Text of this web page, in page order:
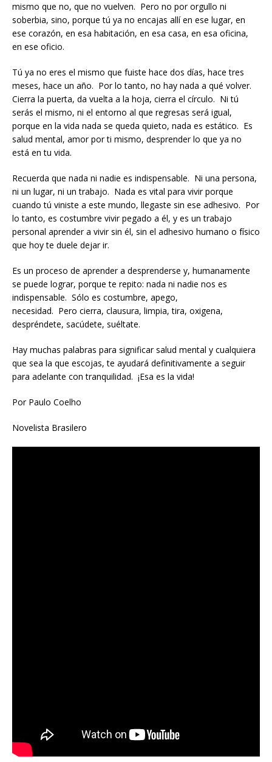
mismo que no, que no vuelven. Pero no por orgullo ni
soberbia, sino, porque tú ya no encajas allí en ese lugar, en
ese corazón, en esa habitación, en esa casa, en esa oficina,
en ese oficio.
Tú ya no eres el mismo que fuiste hace dos días, hace tres
meses, hace un año. Por lo tanto, no hay nada a qué volver.
Cierra la puerta, da vuelta a la hoja, cierra el círculo. Ni tú
serás el mismo, ni el entorno al que regresas será igual,
porque en la vida nada se queda quieto, nada es estático. Es
salud mental, amor por ti mismo, desprender lo que ya no
está en tu vida.
Recuerda que nada ni nadie es indispensable. Ni una persona,
ni un lugar, ni un trabajo. Nada es vital para vivir porque
cuando tú viniste a este mundo, llegaste sin ese adhesivo. Por
lo tanto, es costumbre vivir pegado a él, y es un trabajo
personal aprender a vivir sin él, sin el adhesivo humano o físico
que hoy te duele dejar ir.
Es un proceso de aprender a desprenderse y, humanamente
se puede lograr, porque te repito: nada ni nadie nos es
indispensable. Sólo es costumbre, apego,
necesidad. Pero cierra, clausura, limpia, tira, oxigena,
despréndete, sacúdete, suéltate.
Hay muchas palabras para significar salud mental y cualquiera
que sea la que escojas, te ayudará definitivamente a seguir
para adelante con tranquilidad. ¡Esa es la vida!
Por Paulo Coelho
Novelista Brasilero